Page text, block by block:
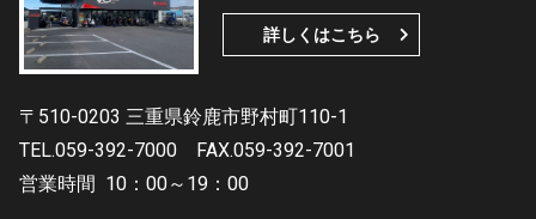
詳しくはこちら
〒510-0203 三重県鈴鹿市野村町110-1
TEL.059-392-7000
FAX.059-392-7001
営業時間 10：00～19：00